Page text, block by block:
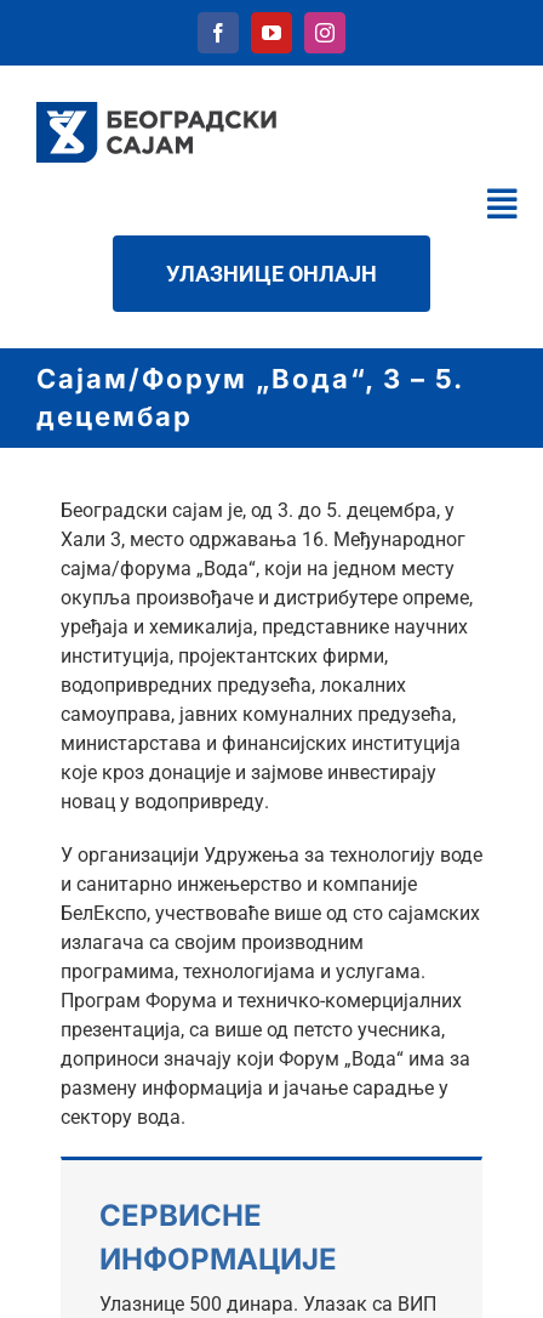
content
КАЛЕНДАР
УСЛУГЕ
НОВОСТИ
КОНТАКТ
ћир
УЛАЗНИЦЕ ОНЛАЈН
Сајам/Форум „Вода“, 3 – 5.
децембар
Београдски сајам је, од 3. до 5. децембра, у
Хали 3, место одржавања 16. Међународног
сајма/форума „Вода“, који на једном месту
окупља произвођаче и дистрибутере опреме,
уређаја и хемикалија, представнике научних
институција, пројектантских фирми,
водопривредних предузећа, локалних
самоуправа, јавних комуналних предузећа,
министарстава и финансијских институција
које кроз донације и зајмове инвестирају
новац у водопривреду.
У организацији Удружења за технологију воде
и санитарно инжењерство и компаније
БелЕкспо, учествоваће више од сто сајамских
излагача са својим производним
програмима, технологијама и услугама.
Програм Форума и техничко-комерцијалних
презентација, са више од петсто учесника,
доприноси значају који Форум „Вода“ има за
размену информација и јачање сарадње у
сектору вода.
СЕРВИСНЕ
ИНФОРМАЦИЈЕ
Улазнице 500 динара. Улазак са ВИП